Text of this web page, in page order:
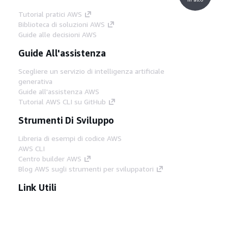
Tutorial pratici AWS
Biblioteca di soluzioni AWS
Guide alle decisioni AWS
Guide All'assistenza
Scegliere un servizio di intelligenza artificiale
generativa
Guide all'assistenza AWS
Tutorial AWS CLI su GitHub
Strumenti Di Sviluppo
Libreria di esempi di codice AWS
AWS CLI
Centro builder AWS
Blog AWS sugli strumenti per sviluppatori
Link Utili